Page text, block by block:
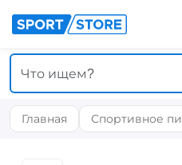
Главная Спортивное